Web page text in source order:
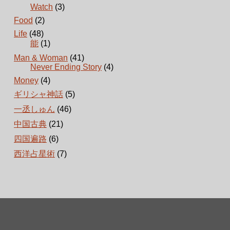
Watch (3)
Food (2)
Life (48)
能 (1)
Man & Woman (41)
Never Ending Story (4)
Money (4)
ギリシャ神話 (5)
一丞しゅん (46)
中国古典 (21)
四国遍路 (6)
西洋占星術 (7)